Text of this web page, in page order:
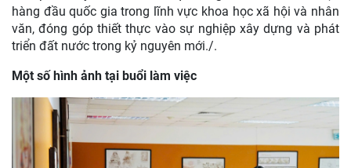
kiện toàn tổ chức bộ máy tinh gọn, hiệu lực, hiệu quả.
Nhấn mạnh yêu cầu nâng cao vị thế của khoa học xã hội
và nhân văn Việt Nam trong giai đoạn phát triển mới, đồng
chí Nguyễn Thanh Nghị đề nghị Viện Hàn lâm chủ động
dựng các chương trình nghiên cứu trọng điểm mang tầm
chiến lược quốc gia; từng bước khẳng định vị thế của Viện
Hàn lâm không chỉ ở trong nước mà còn trong khu vực và
trên thế giới và khẳng định, Ban Chính sách, Chiến lược